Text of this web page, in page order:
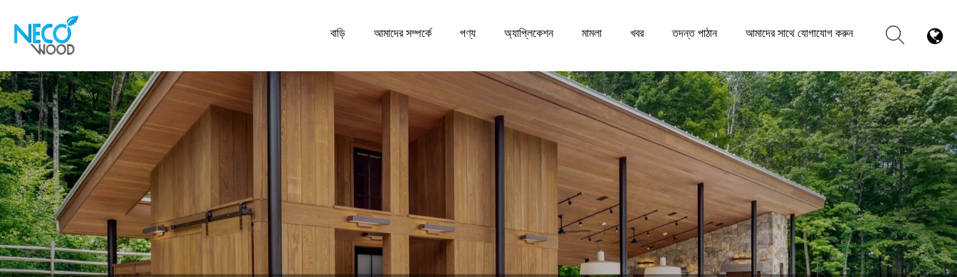
বাড়ি আমাদের সম্পর্কে পণ্য অ্যাপ্লিকেশন মামলা খবর তদন্ত পাঠান আমাদের সাথে যোগাযোগ করুন